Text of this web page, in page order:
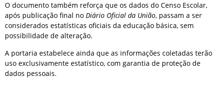
O documento também reforça que os dados do Censo Escolar,
após publicação final no Diário Oficial da União, passam a ser
considerados estatísticas oficiais da educação básica, sem
possibilidade de alteração.
A portaria estabelece ainda que as informações coletadas terão
uso exclusivamente estatístico, com garantia de proteção de
dados pessoais.